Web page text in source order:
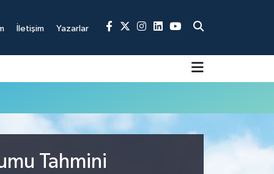
İletişim Yazarlar
Tahmini